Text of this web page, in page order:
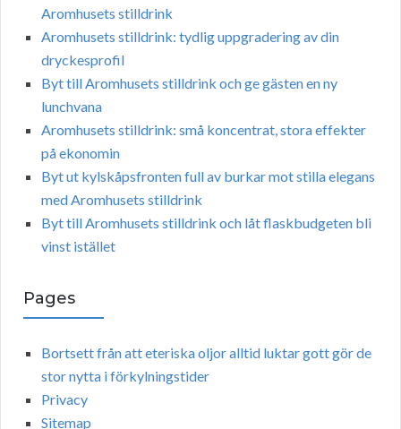
Aromhusets stilldrink
Aromhusets stilldrink: tydlig uppgradering av din
dryckesprofil
Byt till Aromhusets stilldrink och ge gästen en ny
lunchvana
Aromhusets stilldrink: små koncentrat, stora effekter
på ekonomin
Byt ut kylskåpsfronten full av burkar mot stilla elegans
med Aromhusets stilldrink
Byt till Aromhusets stilldrink och låt flaskbudgeten bli
vinst istället
Pages
Bortsett från att eteriska oljor alltid luktar gott gör de
stor nytta i förkylningstider
Privacy
Sitemap